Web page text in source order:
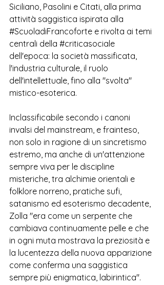
Siciliano, Pasolini e Citati, alla prima
attività saggistica ispirata alla
#ScuoladiFrancoforte e rivolta ai temi
centrali della #criticasociale
dell'epoca: la società massificata,
l'industria culturale, il ruolo
dell'intellettuale, fino alla "svolta"
mistico-esoterica.
Inclassificabile secondo i canoni
invalsi del mainstream, e frainteso,
non solo in ragione di un sincretismo
estremo, ma anche di un'attenzione
sempre viva per le discipline
misteriche, tra alchimie orientali e
folklore norreno, pratiche sufi,
satanismo ed esoterismo decadente,
Zolla "era come un serpente che
cambiava continuamente pelle e che
in ogni muta mostrava la preziosità e
la lucentezza della nuova apparizione
come conferma una saggistica
sempre più enigmatica, labirintica".